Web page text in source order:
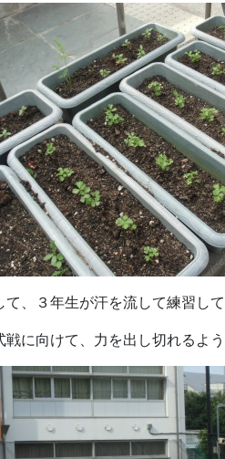
て、３年生が汗を流して練習し
戦に向けて、力を出し切れるよ